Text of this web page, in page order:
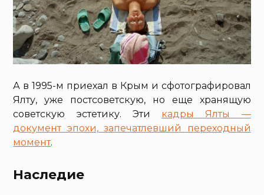
А в 1995-м приехал в Крым и сфотографировал
Ялту, уже постсоветскую, но еще хранящую
советскую эстетику. Эти кадры Ялты —
документ эпохи, запечатлевший переходный
момент.
Наследие